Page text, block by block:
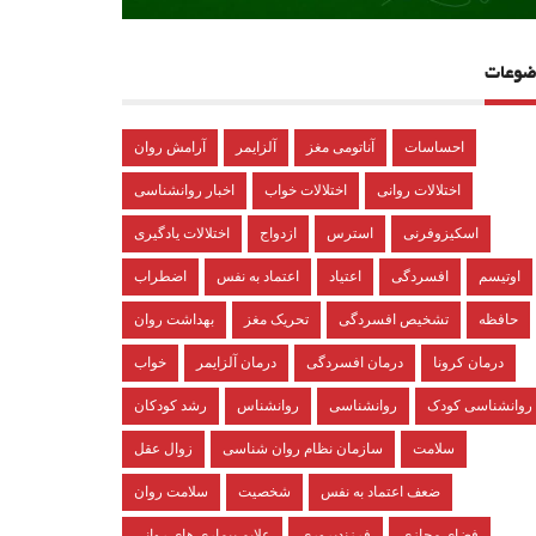
آرامش روان آلزایمر آناتومی مغز احساسات
اخبار روانشناسی اختلالات خواب اختلالات روانی
اختلالات یادگیری ازدواج استرس اسکیزوفرنی
اضطراب اعتماد به نفس اعتیاد افسردگی اوتیسم
بهداشت روان تحریک مغز تشخیص افسردگی حافظه
خواب درمان آلزایمر درمان افسردگی درمان کرونا
رشد کودکان روانشناس روانشناسی روانشناسی کودک
زوال عقل سازمان نظام روان شناسی سلامت
سلامت روان شخصیت ضعف اعتماد به نفس